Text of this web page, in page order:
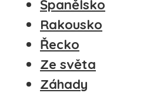
Španělsko
Rakousko
Řecko
Ze světa
Záhady